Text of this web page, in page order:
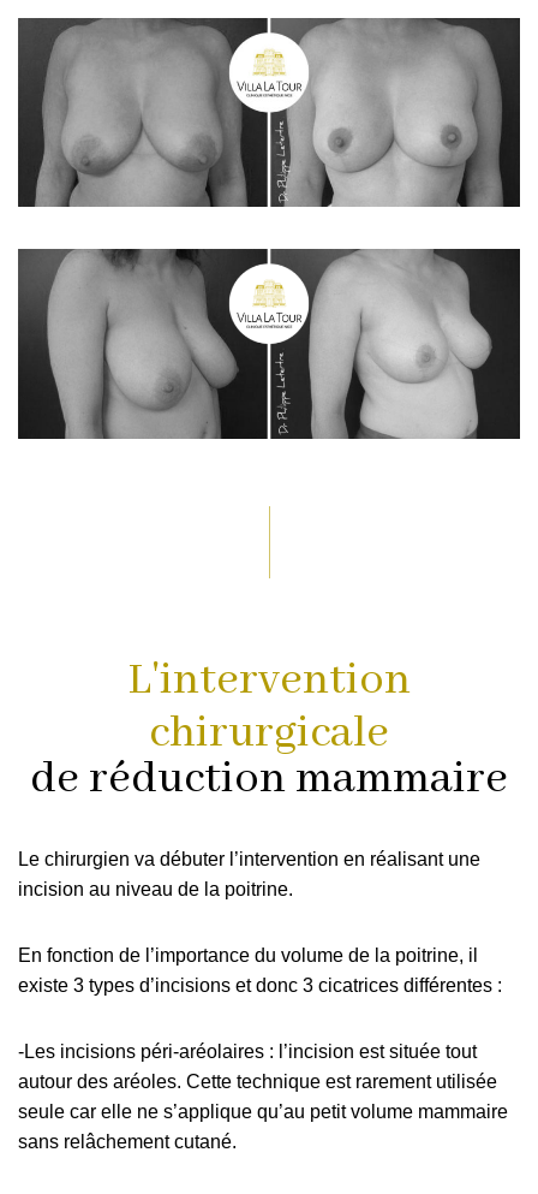
L'intervention
chirurgicale
de réduction mammaire
Le chirurgien va débuter l’intervention en réalisant une
incision au niveau de la poitrine.
En fonction de l’importance du volume de la poitrine, il
existe 3 types d’incisions et donc 3 cicatrices différentes :
-Les incisions péri-aréolaires : l’incision est située tout
autour des aréoles. Cette technique est rarement utilisée
seule car elle ne s’applique qu’au petit volume mammaire
sans relâchement cutané.